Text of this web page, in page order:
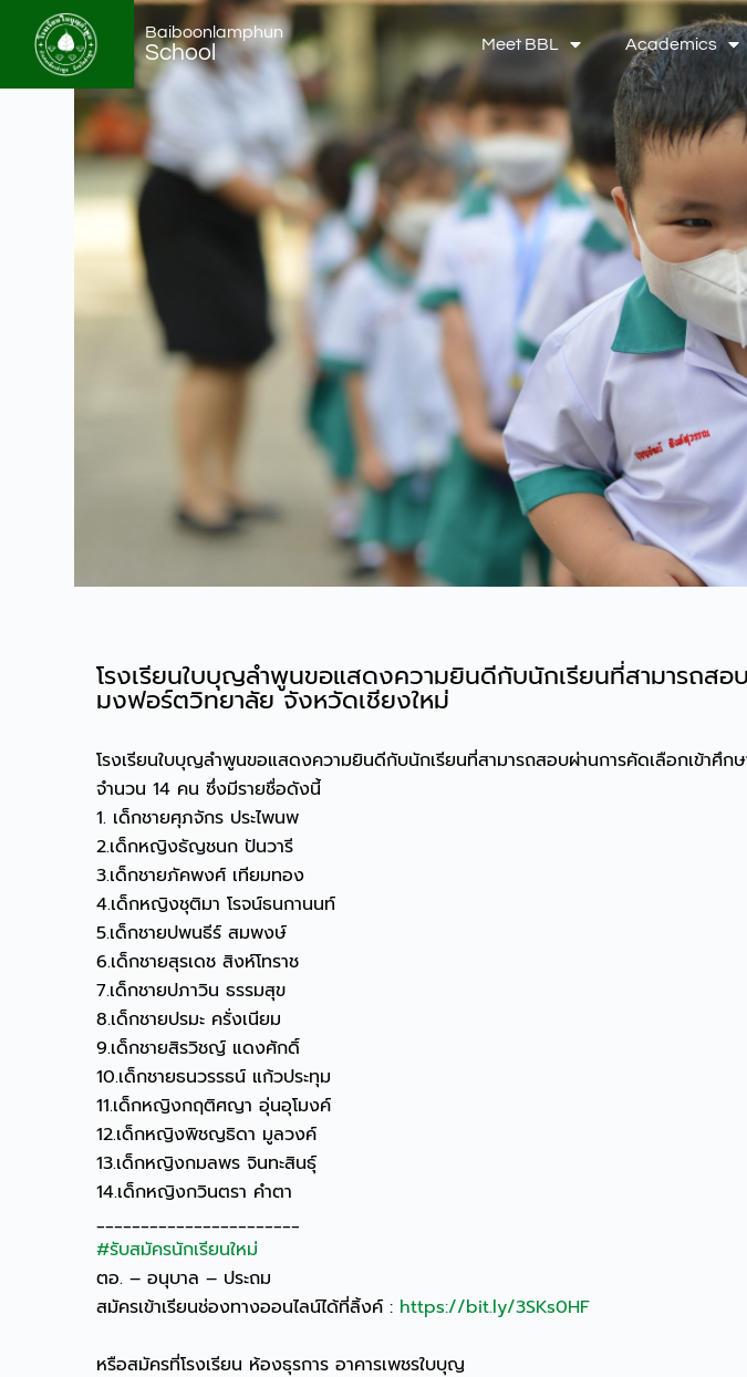
Baiboonlamphun
School Meet BBL Academics
โรงเรียนใบบุญลำพูนขอแสดงความยินดีกับนักเรียนที่สามารถสอ
มงฟอร์ตวิทยาลัย จังหวัดเชียงใหม่
โรงเรียนใบบุญลำพูนขอแสดงความยินดีกับนักเรียนที่สามารถสอบผ่านการคัดเลือกเข้า
จำนวน 14 คน ซึ่งมีรายชื่อดังนี้
1. เด็กชายศุภจักร ประไพนพ
2.เด็กหญิงธัญชนก ปันวารี
3.เด็กชายภัคพงศ์ เทียมทอง
4.เด็กหญิงชุติมา โรจน์ธนกานนท์
5.เด็กชายปพนธีร์ สมพงษ์
6.เด็กชายสุรเดช สิงห์โทราช
7.เด็กชายปภาวิน ธรรมสุข
8.เด็กชายปรมะ ครั่งเนียม
9.เด็กชายสิรวิชญ์ แดงศักดิ์
10.เด็กชายธนวรรธน์ แก้วประทุม
11.เด็กหญิงกฤติศญา อุ่นอุโมงค์
12.เด็กหญิงพิชญธิดา มูลวงค์
13.เด็กหญิงกมลพร จินทะสินธุ์
14.เด็กหญิงกวินตรา คำตา
_______________________
#รับสมัครนักเรียนใหม่
ตอ. – อนุบาล – ประถม
สมัครเข้าเรียนช่องทางออนไลน์ได้ที่ลิ้งค์ : https://bit.ly/3SKs0HF
หรือสมัครที่โรงเรียน ห้องธุรการ อาคารเพชรใบบุญ